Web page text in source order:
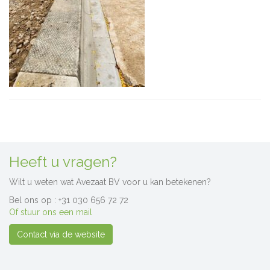
Heeft u vragen?
Wilt u weten wat Avezaat BV voor u kan betekenen?
Bel ons op : +31 030 656 72 72
Of stuur ons een mail
Contact via de website